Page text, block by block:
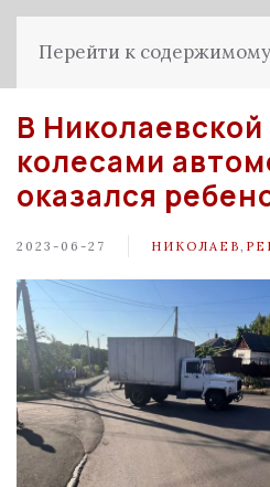
Перейти к содержимому
В
колесами
оказался
2023-06-27 НИКОЛАЕВ